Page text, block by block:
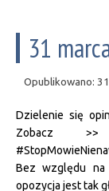
31
Opublikowano:
Dzielenie się
Zobacz
Bez względu
opozycja jest tak